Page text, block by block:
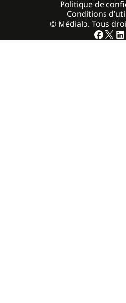
© Médialo. Tous
Politique de
Conditions